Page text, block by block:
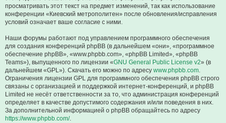
просматривать этот текст на предмет изменений, так как использование
конференции «Киевский метрополитен» после обновления/исправления
условий означает ваше согласие с ними.
Наши форумы работают под управлением программного обеспечения
для создания конференций phpBB (в дальнейшем «они», «программное
обеспечение phpBB», «www.phpbb.com», «phpBB Limited», «phpBB
Teams»), выпущенного по лицензии «GNU General Public License v2» (в
дальнейшем «GPL»). Скачать его можно по адресу www.phpbb.com.
Ограничения лицензии GPL для программного обеспечения phpBB строго
связаны с организацией и поддержкой интернет-конференций, и phpBB
Limited не несёт ответственности за то, что администрация конференций
определяет в качестве допустимого содержания и/или поведения в них.
За дополнительной информацией о phpBB обращайтесь по адресу
https://www.phpbb.com/.